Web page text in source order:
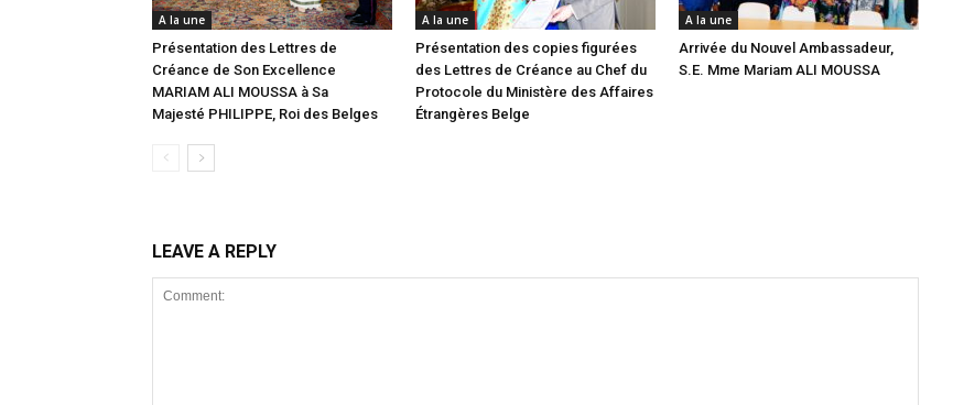
A la une
Présentation des Lettres de
Créance de Son Excellence
MARIAM ALI MOUSSA à Sa
Majesté PHILIPPE, Roi des Belges
A la une
Présentation des copies figurées
des Lettres de Créance au Chef du
Protocole du Ministère des Affaires
Étrangères Belge
A la une
Arrivée du Nouvel Ambassadeur,
S.E. Mme Mariam ALI MOUSSA
LEAVE A REPLY